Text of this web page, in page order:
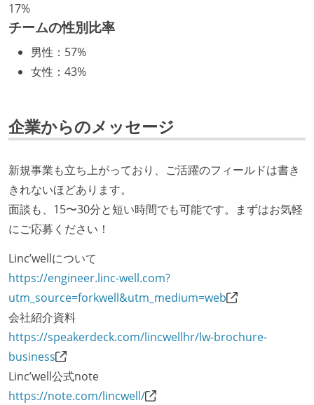
年収800万円以上のエンジニアに、マネジメントの役
割を持たない人がいる
技術カルチャー
エンジニアが自発的に外部のイベントやカンファレン
開発メンバーの裁量
設計・実装から運用までを同じ開発チームが担い、フ
ロントエンド、バックエンド、インフラといった役割
の境界を超えて、個人が必要な範囲にまで染み出して
いく姿勢が根付いている
ユーザーのニーズや課題を理解するために、開発チー
ムのメンバーが、ユーザーインタビューに参加してい
OS やエディタ、IDE といった個人の環境は、各自の責
任で好きなものを使うことができる
企画を決定する場に、実装を担当する開発メンバーが
17%
チームの性別比率
男性 ： 57%
女性 ： 43%
企業からのメッセージ
新規事業も立ち上がっており、ご活躍のフィールドは書き
きれないほどあります。
面談も、15〜30分と短い時間でも可能です。まずはお気軽
にご応募ください！
Linc’wellについて
https://engineer.linc-well.com?
utm_source=forkwell&utm_medium=web
会社紹介資料
https://speakerdeck.com/lincwellhr/lw-brochure-
business
Linc’well公式note
https://note.com/lincwell/